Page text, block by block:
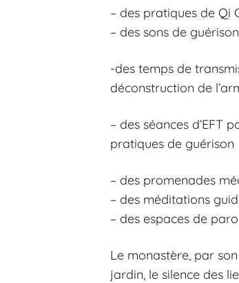
– des pratiques de Qi
– des sons de
-des temps de
déconstruction de
– des séances d’EFT
pratiques de guérison
– des promenades
– des méditations
– des espaces de
Le monastère, par
jardin, le silence des